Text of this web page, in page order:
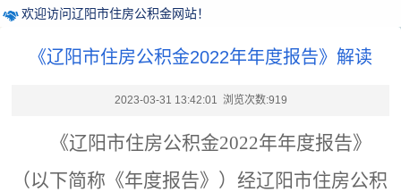
欢迎访问辽阳市住房公积金网站！
《辽阳市住房公积金2022年年度报告》解读
2023-03-31 13:42:01 浏览次数:919
《辽阳市住房公积金2022年年度报告》
（以下简称《年度报告》） 经辽阳市住房公积